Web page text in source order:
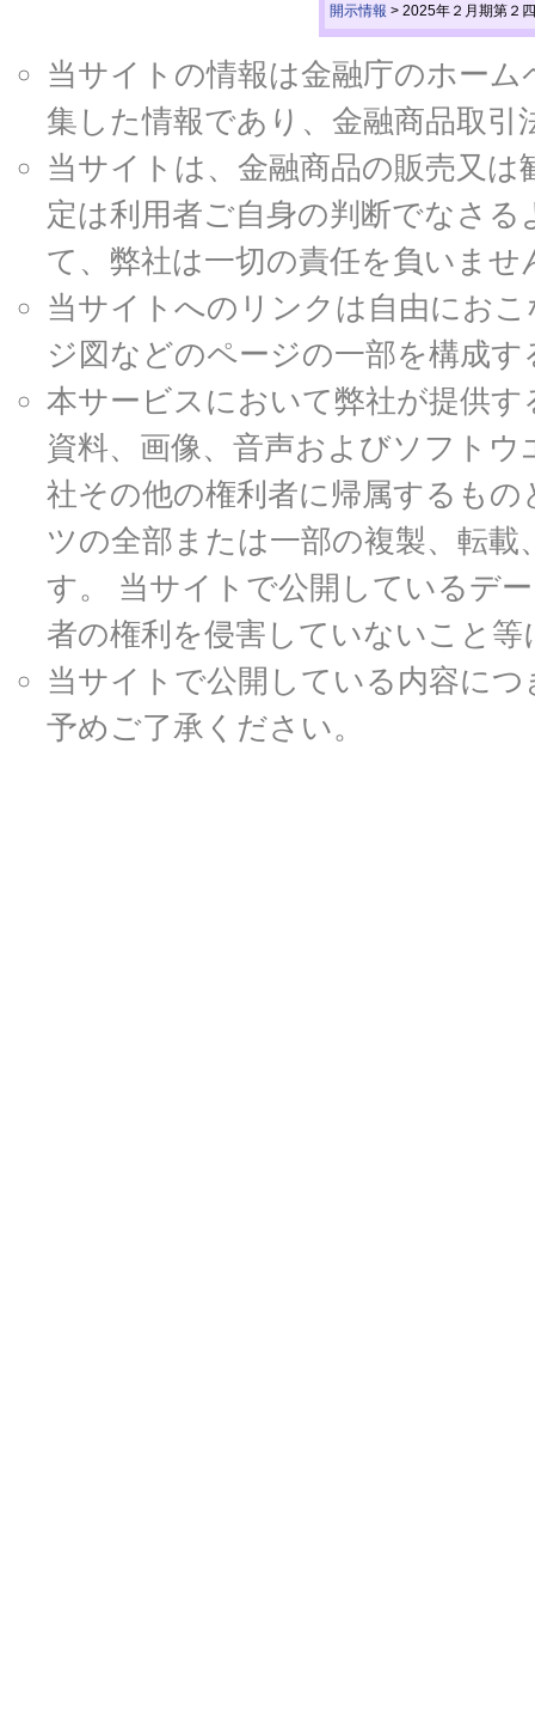
開示情報 > 2025年２月期第２
当サイトの情報は金融庁のホー
集した情報であり、金融商品取
当サイトは、金融商品の販売又
定は利用者ご自身の判断でなさ
て、弊社は一切の責任を負いませ
当サイトへのリンクは自由にお
ジ図などのページの一部を構成
本サービスにおいて弊社が提供
資料、画像、音声およびソフト
社その他の権利者に帰属するも
ツの全部または一部の複製、転
す。 当サイトで公開しているデ
者の権利を侵害していないこと
当サイトで公開している内容に
予めご了承ください。